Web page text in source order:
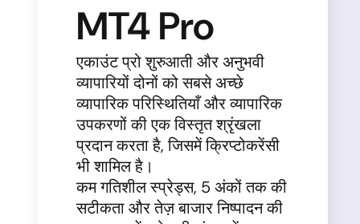
MT4 Pro
एकाउंट प्रो शुरुआती और अनुभवी
व्यापारियों दोनों को सबसे अच्छे
व्यापारिक परिस्थितियाँ और व्यापारिक
उपकरणों की एक विस्तृत श्रृंखला
प्रदान करता है, जिसमें क्रिप्टोकरेंसी
भी शामिल है।
कम गतिशील स्प्रेड्स, 5 अंकों तक की
सटीकता और तेज़ बाजार निष्पादन की